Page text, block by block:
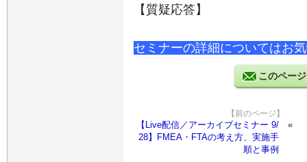
【質疑応答】
セミナーの詳細についてはお
このペー
【前のページ】
【Live配信／アーカイブセミナー 9/
28】FMEA・FTAの考え方、実施手
順と事例